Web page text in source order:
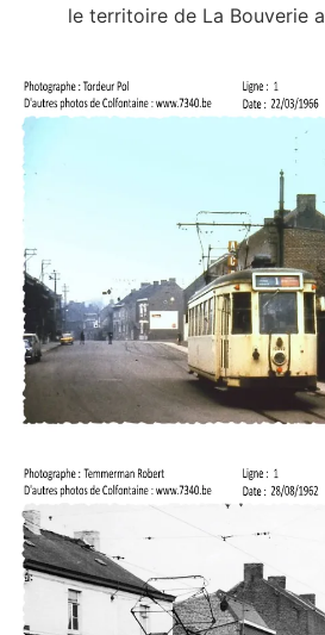
le territoire de La Bouverie